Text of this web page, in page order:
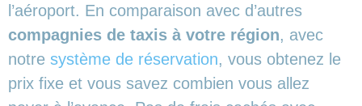
l’aéroport. En comparaison avec d’autres
compagnies de taxis à votre région, avec
notre système de réservation, vous obtenez le
prix fixe et vous savez combien vous allez